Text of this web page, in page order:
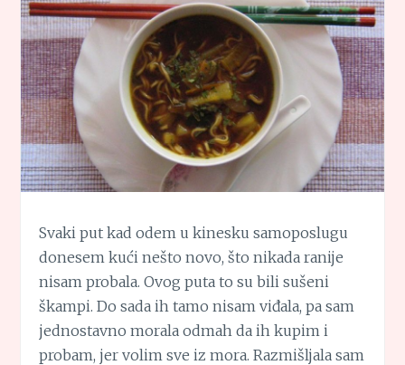
Svaki put kad odem u kinesku samoposlugu
donesem kući nešto novo, što nikada ranije
nisam probala. Ovog puta to su bili sušeni
škampi. Do sada ih tamo nisam viđala, pa sam
jednostavno morala odmah da ih kupim i
probam, jer volim sve iz mora. Razmišljala sam